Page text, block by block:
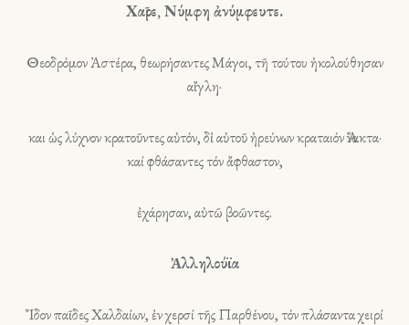
Χαῖρε, Νύμφη ἀνύμφευτε.
Θεοδρόμον Ἀστέρα, θεωρήσαντες Μάγοι, τῆ τούτου ἠκολούθησαν
αἴγλη·
και ὡς λύχνον κρατοῦντες αὐτόν, δἰ αὐτοῦ ἠρεύνων κραταιόν Ἄνακτα·
καί φθάσαντες τόν ἄφθαστον,
ἐχάρησαν, αὐτῶ βοῶντες.
Ἀλληλούϊα
Ἴδον παῖδες Χαλδαίων, ἐν χερσί τῆς Παρθένου, τόν πλάσαντα χειρί